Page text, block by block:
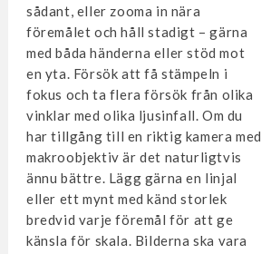
sådant, eller zooma in nära
föremålet och håll stadigt – gärna
med båda händerna eller stöd mot
en yta. Försök att få stämpeln i
fokus och ta flera försök från olika
vinklar med olika ljusinfall. Om du
har tillgång till en riktig kamera med
makroobjektiv är det naturligtvis
ännu bättre. Lägg gärna en linjal
eller ett mynt med känd storlek
bredvid varje föremål för att ge
känsla för skala. Bilderna ska vara